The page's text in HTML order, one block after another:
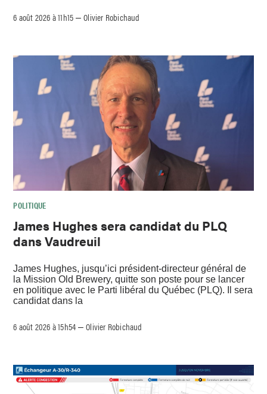
6 août 2026 à 11h15 –Olivier Robichaud
POLITIQUE
James Hughes sera candidat du PLQ
dans Vaudreuil
James Hughes, jusqu’ici président-directeur général de
la Mission Old Brewery, quitte son poste pour se lancer
en politique avec le Parti libéral du Québec (PLQ). Il sera
candidat dans la
6 août 2026 à 15h54 –Olivier Robichaud